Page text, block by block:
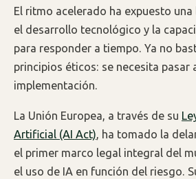
El ritmo acelerado ha expuesto
el desarrollo tecnológico y la
para responder a tiempo. Ya no
principios éticos: se necesita pasar
implementación.
La Unión Europea, a través de su
Artificial (AI Act), ha tomado la
el primer marco legal integral del
el uso de IA en función del riesgo.